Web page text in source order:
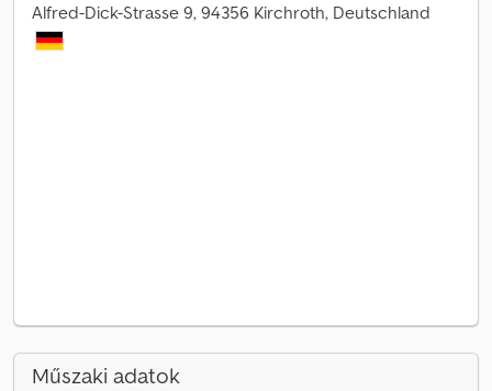
Alfred-Dick-Strasse 9, 94356 Kirchroth, Deutschland
Műszaki adatok